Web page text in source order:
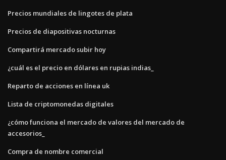
Precios mundiales de lingotes de plata
Precios de diapositivas nocturnas
Compartirá mercado subir hoy
¿cuál es el precio en dólares en rupias indias_
Reparto de acciones en línea uk
Lista de criptomonedas digitales
¿cómo funciona el mercado de valores del mercado de
accesorios_
Compra de nombre comercial